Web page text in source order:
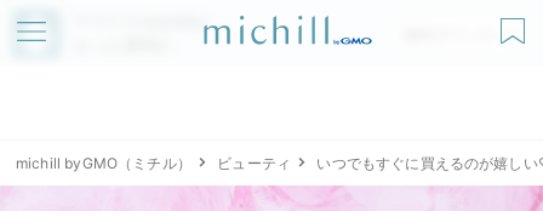
アプリでmichillが
無料ダウンロード
michill byGMO（ミチル） ビューティ いつでもすぐに買えるのが嬉し